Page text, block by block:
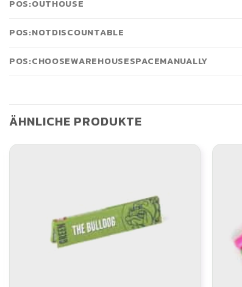
POS:OUTHOUSE
POS:NOTDISCOUNTABLE
POS:CHOOSEWAREHOUSESPACEMANUALLY
ÄHNLICHE PRODUKTE